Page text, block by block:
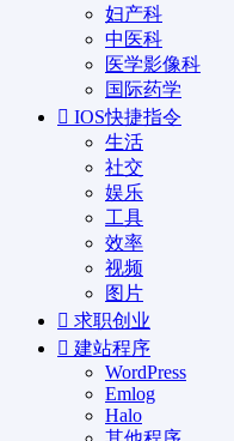
妇产科
中医科
医学影像科
国际药学
IOS快捷指令
生活
社交
娱乐
工具
效率
视频
图片
求职创业
建站程序
WordPress
Emlog
Halo